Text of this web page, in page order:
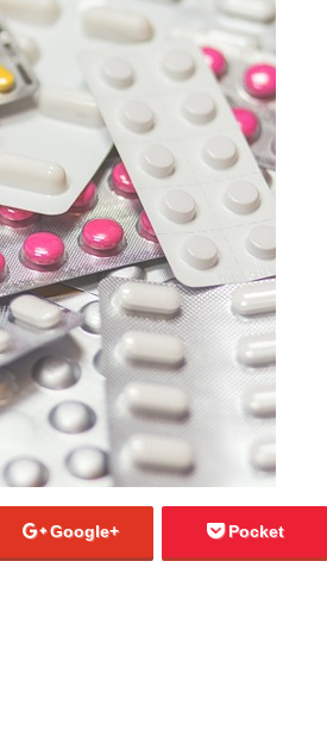
Google+ Pocket